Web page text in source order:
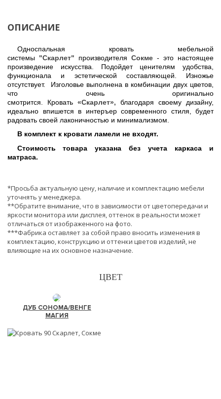
ОПИСАНИЕ
Односпальная кровать мебельной
системы "Скарлет" производителя Сокме - это настоящее
произведение искусства. Подойдет ценителям удобства,
функционала и эстетической составляющей. Изножье
отсутствует. Изголовье выполнена в комбинации двух цветов,
что очень оригинально
смотрится. Кровать «Скарлет», благодаря своему дизайну,
идеально впишется в интеръер современного стиля, будет
радовать своей лаконичностью и минимализмом.
В комплект к кровати ламели не входят.
Стоимость товара указана без учета каркаса и
матраса.
*Просьба актуальную цену, наличие и комплектацию мебели
уточнять у менеджера.
**Обратите внимание, что в зависимости от цветопередачи и
яркости монитора или дисплея, оттенок в реальности может
отличаться от изображенного на фото.
***Фабрика оставляет за собой право вносить изменения в
комплектацию, конструкцию и оттенки цветов изделий, не
влияющие на их основное назначение.
ЦВЕТ
ДУБ СОНОМА/ВЕНГЕ
МАГИЯ